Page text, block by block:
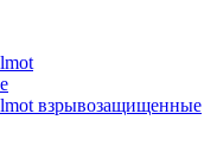
взрывозащищенные